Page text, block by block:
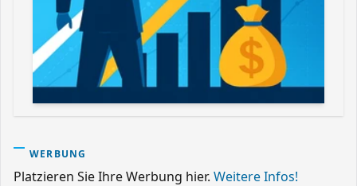
WERBUNG
Platzieren Sie Ihre Werbung hier. Weitere Infos!